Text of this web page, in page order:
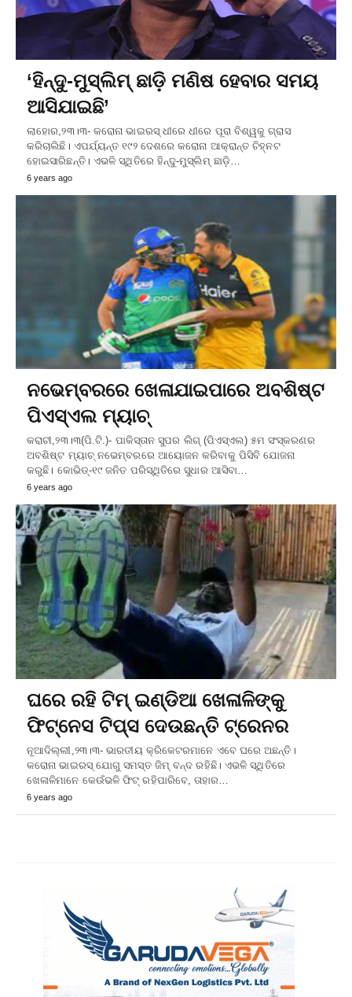
‘ହିନ୍ଦୁ-ମୁସ୍‌ଲିମ୍‌ ଛାଡ଼ି ମଣିଷ ହେବାର ସମୟ
ଆସିଯାଇଛି’
ଲାହୋର,୨୩।୩- କରୋନା ଭାଇରସ୍‌ ଧୀରେ ଧୀରେ ପୂରା ବିଶ୍ୱକୁ ଗ୍ରାସ
କରିଚାଲିଛି। ଏପର୍ଯ୍ୟନ୍ତ ୧୯୨ ଦେଶରେ କରୋନା ଆକ୍ରାନ୍ତ ଚିହ୍ନଟ
ହୋଇସାରିଛନ୍ତି। ଏଭଳି ସ୍ଥିତିରେ ହିନ୍ଦୁ-ମୁସ୍‌ଲିମ୍‌ ଛାଡ଼ି…
6 years ago
ନଭେମ୍ବରରେ ଖେଳାଯାଇପାରେ ଅବଶିଷ୍ଟ
ପିଏସ୍‌ଏଲ ମ୍ୟାଚ୍‌
କରାଚୀ,୨୩।୩(ପି.ଟି.)- ପାକିସ୍ତାନ ସୁପର ଲିଗ୍‌ (ପିଏସ୍‌ଏଲ) ୫ମ ସଂସ୍କରଣର
ଅବଶିଷ୍ଟ ମ୍ୟାଚ୍‌ ନଭେମ୍ବରରେ ଆୟୋଜନ କରିବାକୁ ପିସିବି ଯୋଜନା
କରୁଛି। କୋଭିଡ୍‌-୧୯ ଜନିତ ପରିସ୍ଥିତିରେ ସୁଧାର ଆସିବା…
6 years ago
ଘରେ ରହି ଟିମ୍‌ ଇଣ୍ଡିଆ ଖେଳାଳିଙ୍କୁ
ଫିଟ୍‌ନେସ ଟିପ୍ସ ଦେଉଛନ୍ତି ଟ୍ରେନର
ନୂଆଦିଲ୍ଲୀ,୨୩।୩- ଭାରତୀୟ କ୍ରିକେଟରମାନେ ଏବେ ଘରେ ଅଛନ୍ତି।
କରୋନା ଭାଇରସ୍‌ ଯୋଗୁ ସମସ୍ତ ଜିମ୍‌ ବନ୍ଦ ରହିଛି। ଏଭଳି ସ୍ଥିତିରେ
ଖେଳାଳିମାନେ କେଉଁଭଳି ଫିଟ୍‌ ରହିପାରିବେ, ତାହାର…
6 years ago